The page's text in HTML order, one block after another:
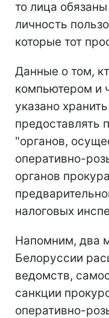
то лица
личность
которые тот
Данные о том,
компьютером и
указано
предоставлять
"органов,
оперативно-
органов
налоговых
Напомним, два
Белоруссии
ведомств,
санкции
оперативно-